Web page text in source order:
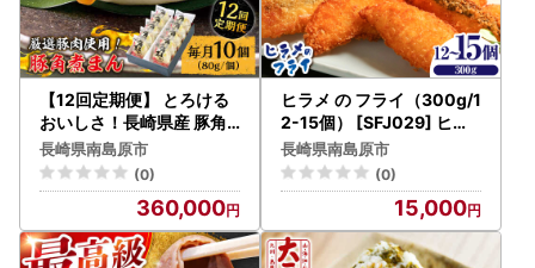
【12回定期便】 とろける
おいしさ！長崎県産 豚角
煮まん 80ｇ× 10個 入り /
角煮まんじゅう 肉まん 中
華まん / 南島原市 / ふるさ
と企画 [SBA059]
長崎県南島原市
(0)
360,000
ヒラメ の フライ（300g/1
2-15個） [SFJ029] ヒラ
メ
長崎県南島原市
(0)
15,000